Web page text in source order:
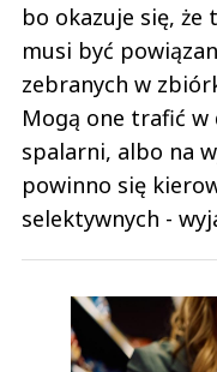
bo okazuje się, że
musi być
zebranych w
Mogą one trafić w
spalarni, albo na
powinno się
selektywnych -